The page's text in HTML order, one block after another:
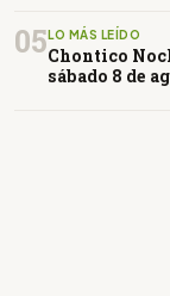
05LO MÁS LEÍDO
Chontico
sábado 8 de